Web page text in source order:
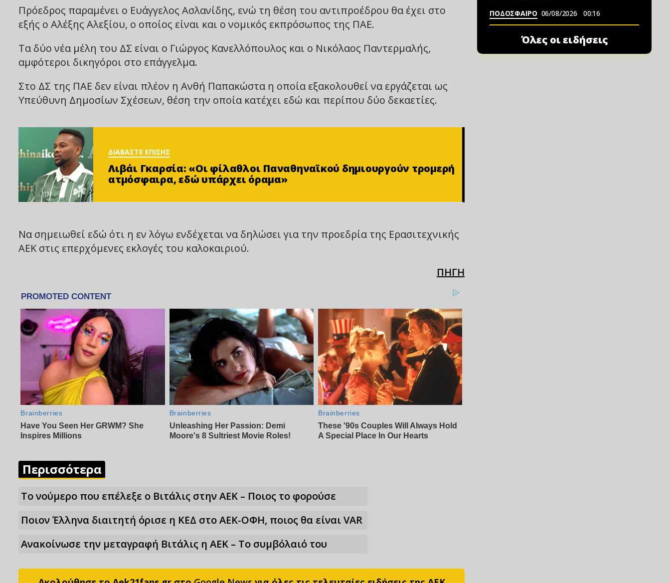
Πρόεδρος παραμένει ο Ευάγγελος Ασλανίδης, ενώ τη θέση του αντιπροέδρου θα έχει στο
εξής ο Αλέξης Αλεξίου, ο οποίος είναι και ο νομικός εκπρόσωπος της ΠΑΕ.
Τα δύο νέα μέλη του ΔΣ είναι ο Γιώργος Κανελλόπουλος και ο Νικόλαος Παντερμαλής,
αμφότεροι δικηγόροι στο επάγγελμα.
Στο ΔΣ της ΠΑΕ δεν είναι πλέον η Ανθή Παπακώστα η οποία εξακολουθεί να εργάζεται ως
Υπεύθυνη Δημοσίων Σχέσεων, θέση την οποία κατέχει εδώ και περίπου δύο δεκαετίες.
ΔΙΑΒΑΣΤΕ ΕΠΙΣΗΣ
Λιβάι Γκαρσία: «Οι φίλαθλοι Παναθηναϊκού δημιουργούν τρομερή
ατμόσφαιρα, εδώ υπάρχει όραμα»
Να σημειωθεί εδώ ότι η εν λόγω ενδέχεται να δηλώσει για την προεδρία της Ερασιτεχνικής
ΑΕΚ στις επερχόμενες εκλογές του καλοκαιριού.
ΠΗΓΗ
Περισσότερα
Το νούμερο που επέλεξε ο Βιτάλις στην ΑΕΚ – Ποιος το φορούσε
Ποιον Έλληνα διαιτητή όρισε η ΚΕΔ στο ΑΕΚ-ΟΦΗ, ποιος θα είναι VAR
Ανακοίνωσε την μεταγραφή Βιτάλις η ΑΕΚ – Το συμβόλαιό του
ΠΟΔΟΣΦΑΙΡΟ 06/08/2026 00:16
Όλες οι ειδήσεις